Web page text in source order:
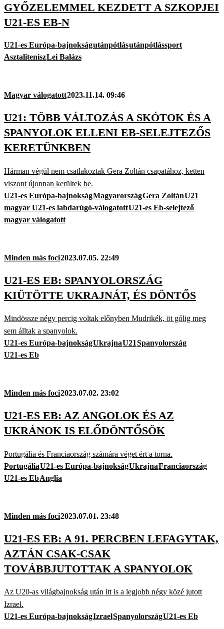
GYŐZELEMMEL KEZDETT A SZKOPJEI
U21-ES EB-N
U21-es Európa-bajnokságutánpótlásutánpótlássport
AsztaliteniszLei Balázs
Magyar válogatott2023.11.14. 09:46
U21: TÖBB VÁLTOZÁS A SKÓTOK ÉS A
SPANYOLOK ELLENI EB-SELEJTEZŐS
KERETÜNKBEN
Hárman végül nem csatlakoztak Gera Zoltán csapatához, ketten
viszont újonnan kerültek be.
U21-es Európa-bajnokságMagyarországGera ZoltánU21
magyar U21-es labdarúgó-válogatottU21-es Eb-selejtező
magyar válogatott
Minden más foci2023.07.05. 22:49
U21-ES EB: SPANYOLORSZÁG
KIÜTÖTTE UKRAJNÁT, ÉS DÖNTŐS
Mindössze négy percig voltak előnyben Mudrikék, öt gólig meg
sem álltak a spanyolok.
U21-es Európa-bajnokságUkrajnaU21Spanyolország
U21-es Eb
Minden más foci2023.07.02. 23:02
U21-ES EB: AZ ANGOLOK ÉS AZ
UKRÁNOK IS ELŐDÖNTŐSÖK
Portugália és Franciaország számára véget ért a torna.
PortugáliaU21-es Európa-bajnokságUkrajnaFranciaország
U21-es EbAnglia
Minden más foci2023.07.01. 23:48
U21-ES EB: A 91. PERCBEN LEFAGYTAK,
AZTÁN CSAK-CSAK
TOVÁBBJUTOTTAK A SPANYOLOK
Az U20-as világbajnokság után itt is a legjobb négy közé jutott
Izrael.
U21-es Európa-bajnokságIzraelSpanyolországU21-es Eb